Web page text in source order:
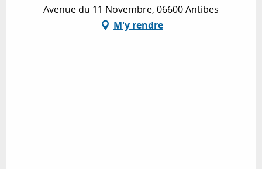
Avenue du 11 Novembre, 06600 Antibes
M'y rendre